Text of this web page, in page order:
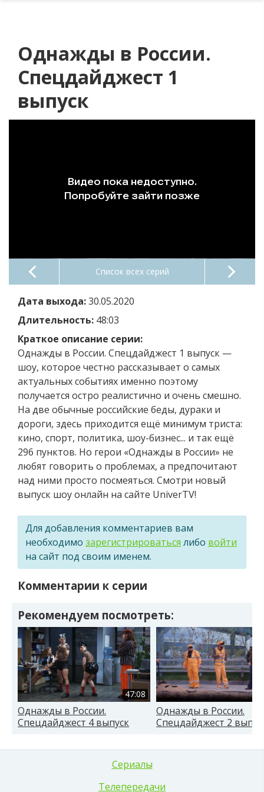
Однажды в России.
Спецдайджест 1
выпуск
Список всех серий
Дата выхода:30.05.2020
Длительность: 48:03
Краткое описание серии:
Однажды в России. Спецдайджест 1 выпуск —
шоу, которое честно рассказывает о самых
актуальных событиях именно поэтому
получается остро реалистично и очень смешно.
На две обычные российские беды, дураки и
дороги, здесь приходится ещё минимум триста:
кино, спорт, политика, шоу-бизнес... и так ещё
296 пунктов. Но герои «Однажды в России» не
любят говорить о проблемах, а предпочитают
над ними просто посмеяться. Смотри новый
выпуск шоу онлайн на сайте UniverTV!
Для добавления комментариев вам
необходимо зарегистрироваться либо войти
на сайт под своим именем.
Комментарии к серии
Рекомендуем посмотреть:
47:08
Однажды в России.
Спецдайджест 4 выпуск
Однажды в России.
Спецдайджест 2
Сериалы
Телепередачи